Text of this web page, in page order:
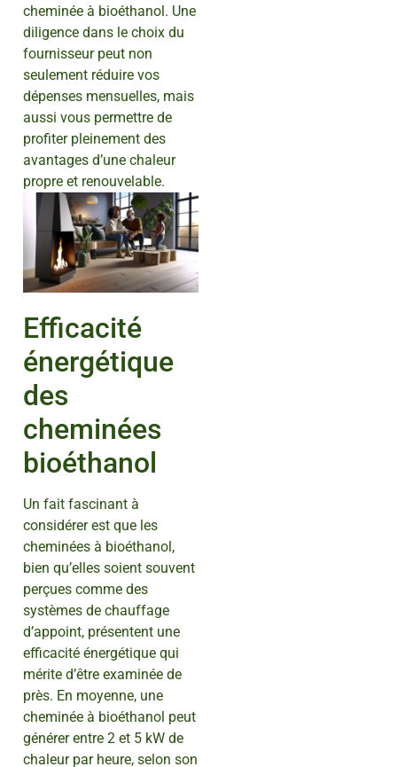
cheminée à bioéthanol. Une
diligence dans le choix du
fournisseur peut non
seulement réduire vos
dépenses mensuelles, mais
aussi vous permettre de
profiter pleinement des
avantages d’une chaleur
propre et renouvelable.
Efficacité
énergétique
des
cheminées
bioéthanol
Un fait fascinant à
considérer est que les
cheminées à bioéthanol,
bien qu’elles soient souvent
perçues comme des
systèmes de chauffage
d’appoint, présentent une
efficacité énergétique qui
mérite d’être examinée de
près. En moyenne, une
cheminée à bioéthanol peut
générer entre 2 et 5 kW de
chaleur par heure, selon son